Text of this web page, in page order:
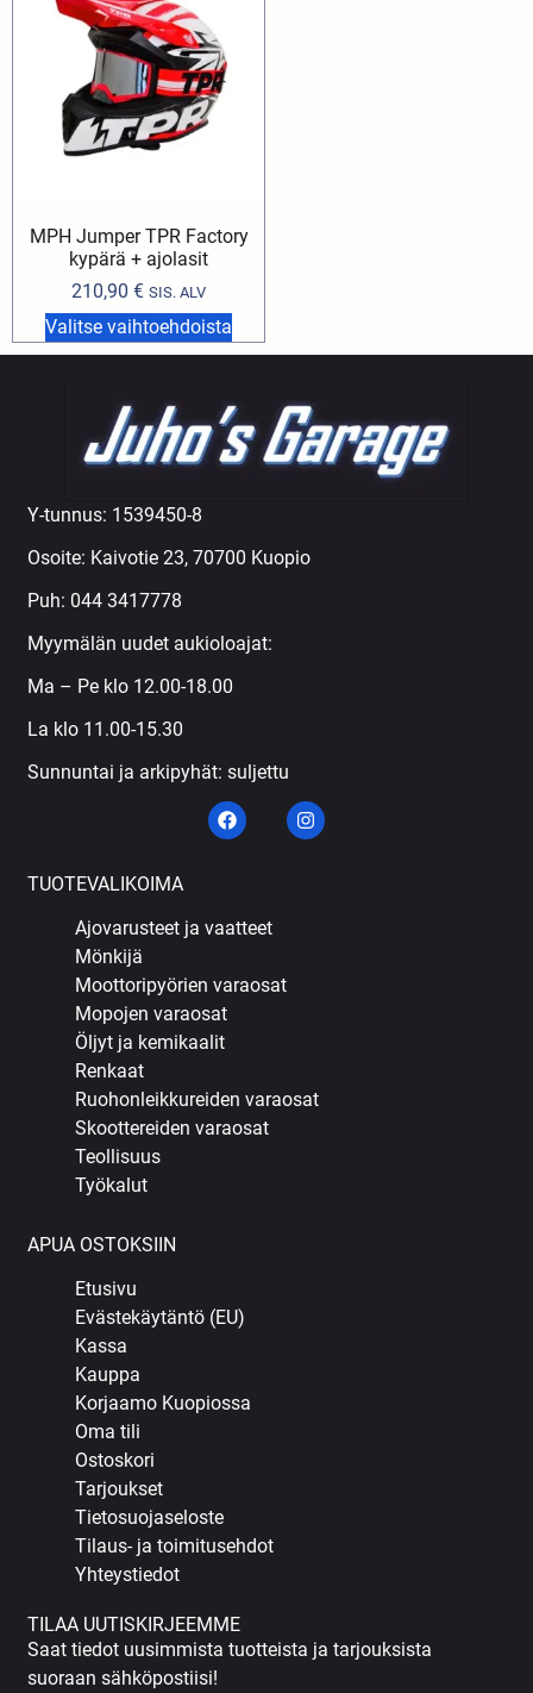
MPH Jumper TPR Factory
kypärä + ajolasit
210,90 € SIS. ALV
Valitse vaihtoehdoista
Y-tunnus: 1539450-8
Osoite: Kaivotie 23, 70700 Kuopio
Puh: 044 3417778
Myymälän uudet aukioloajat:
Ma – Pe klo 12.00-18.00
La klo 11.00-15.30
Sunnuntai ja arkipyhät: suljettu
TUOTEVALIKOIMA
Ajovarusteet ja vaatteet
Mönkijä
Moottoripyörien varaosat
Mopojen varaosat
Öljyt ja kemikaalit
Renkaat
Ruohonleikkureiden varaosat
Skoottereiden varaosat
Teollisuus
Työkalut
APUA OSTOKSIIN
Etusivu
Evästekäytäntö (EU)
Kassa
Kauppa
Korjaamo Kuopiossa
Oma tili
Ostoskori
Tarjoukset
Tietosuojaseloste
Tilaus- ja toimitusehdot
Yhteystiedot
TILAA UUTISKIRJEEMME
Saat tiedot uusimmista tuotteista ja tarjouksista
suoraan sähköpostiisi!